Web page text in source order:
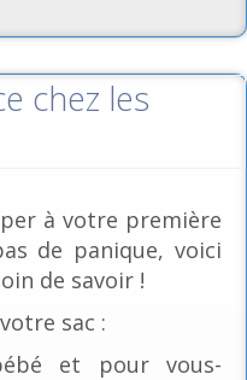
chez les
à votre première
de panique, voici
de savoir !
sac :
et pour vous-